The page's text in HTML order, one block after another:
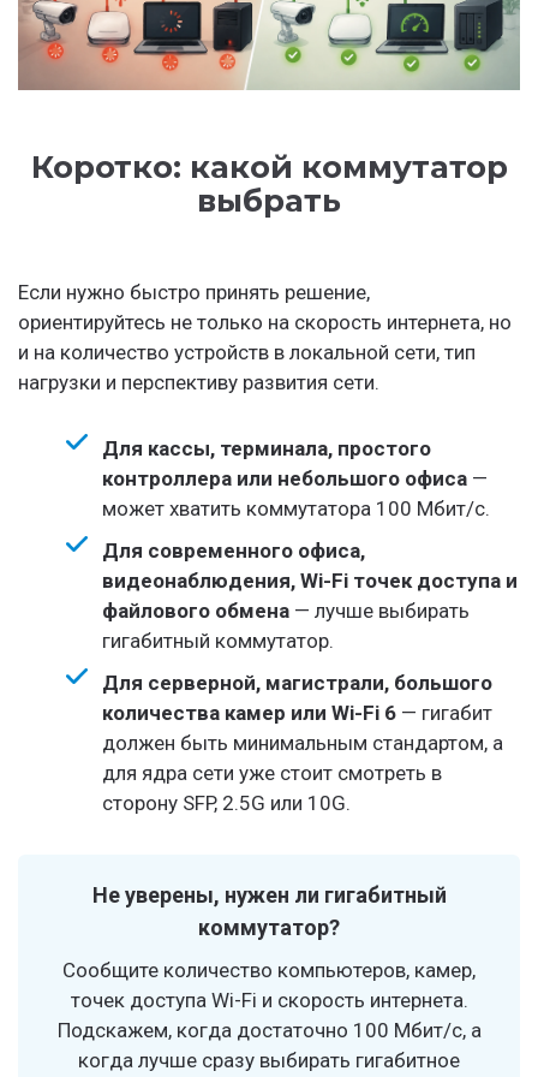
Коротко: какой коммутатор
выбрать
Если нужно быстро принять решение,
ориентируйтесь не только на скорость интернета, но
и на количество устройств в локальной сети, тип
нагрузки и перспективу развития сети.
Для кассы, терминала, простого
контроллера или небольшого офиса —
может хватить коммутатора 100 Мбит/с.
Для современного офиса,
видеонаблюдения, Wi-Fi точек доступа и
файлового обмена — лучше выбирать
гигабитный коммутатор.
Для серверной, магистрали, большого
количества камер или Wi-Fi 6 — гигабит
должен быть минимальным стандартом, а
для ядра сети уже стоит смотреть в
сторону SFP, 2.5G или 10G.
Не уверены, нужен ли гигабитный
коммутатор?
Сообщите количество компьютеров, камер,
точек доступа Wi-Fi и скорость интернета.
Подскажем, когда достаточно 100 Мбит/с, а
когда лучше сразу выбирать гигабитное